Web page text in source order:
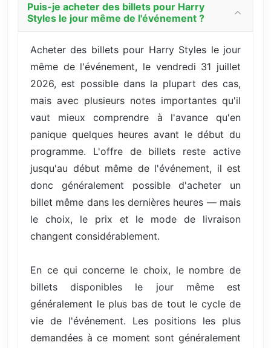
Puis-je acheter des billets pour Harry
Styles le jour même de l'événement ?
Acheter des billets pour Harry Styles le jour
même de l'événement, le vendredi 31 juillet
2026, est possible dans la plupart des cas,
mais avec plusieurs notes importantes qu'il
vaut mieux comprendre à l'avance qu'en
panique quelques heures avant le début du
programme. L'offre de billets reste active
jusqu'au début même de l'événement, il est
donc généralement possible d'acheter un
billet même dans les dernières heures — mais
le choix, le prix et le mode de livraison
changent considérablement.
En ce qui concerne le choix, le nombre de
billets disponibles le jour même est
généralement le plus bas de tout le cycle de
vie de l'événement. Les positions les plus
demandées à ce moment sont généralement